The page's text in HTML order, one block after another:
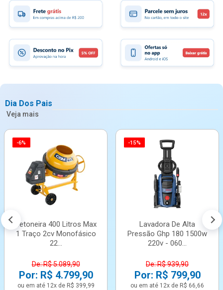
Dia Dos Pais
Veja mais
-6%
Betoneira 400 Litros Max
1 Traço 2cv Monofásico
22...
De: R$ 5.089,90
Por: R$ 4.799,90
ou em até 12x de R$ 399,99
-15%
Lavadora De Alta
Pressão Ghp 180 1500w
220v - 060...
De: R$ 939,90
Por: R$ 799,90
ou em até 12x de R$ 66,66